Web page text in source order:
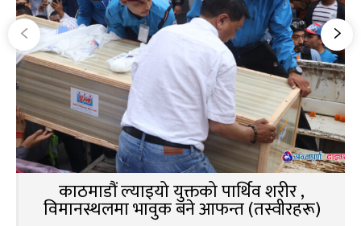
काठमाडौं ल्याइयो युक्तको पार्थिव शरीर ,
विमानस्थलमा भावुक बने आफन्त (तस्वीरहरू)